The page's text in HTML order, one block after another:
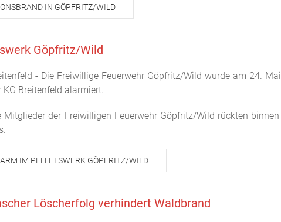
IN GÖPFRITZ/WILD
Göpfritz/Wild
- Die Freiwillige Feuerwehr Göpfritz/Wild wurde am 24.
KG Breitenfeld alarmiert.
Mitglieder der Freiwilligen Feuerwehr Göpfritz/Wild rückten
IM PELLETSWERK GÖPFRITZ/WILD
Löscherfolg verhindert Waldbrand